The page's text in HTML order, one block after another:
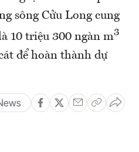
sông Cửu Long cung
10 triệu 300 ngàn m3
để hoàn thành dự